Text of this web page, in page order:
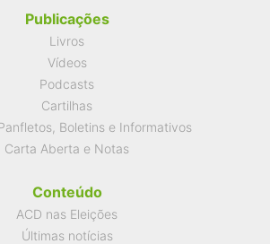
Publicações
Livros
Vídeos
Podcasts
Cartilhas
Boletins e Informativos
Carta Aberta e Notas
Conteúdo
ACD nas Eleições
Últimas notícias